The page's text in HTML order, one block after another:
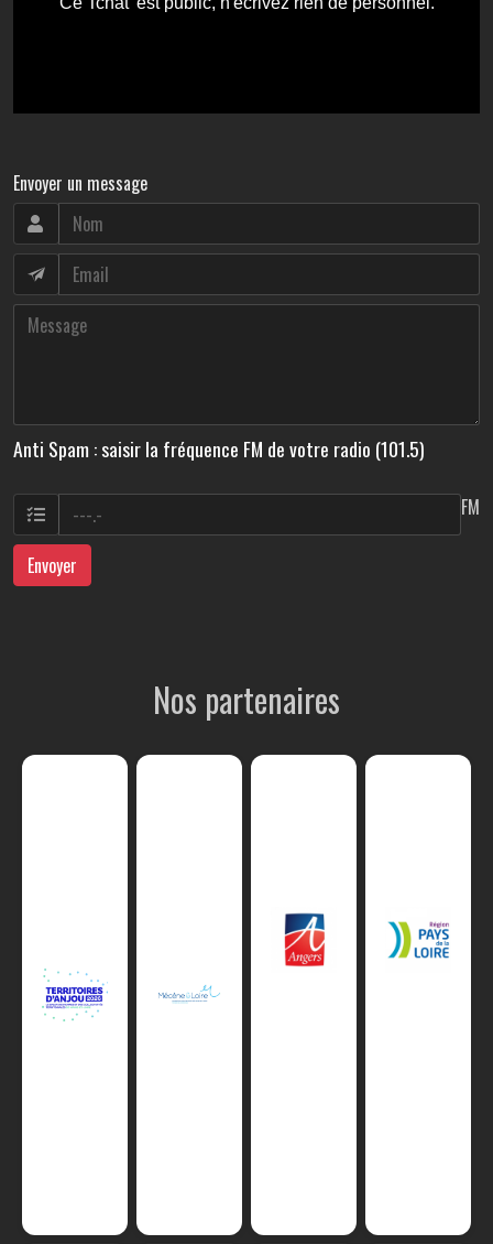
Envoyer un message
Anti Spam : saisir la fréquence FM de votre radio (101.5)
FM
Envoyer
Nos partenaires